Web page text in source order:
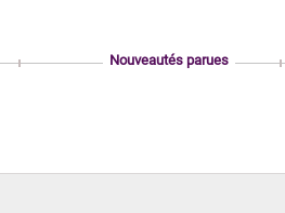
Nouveautés parues